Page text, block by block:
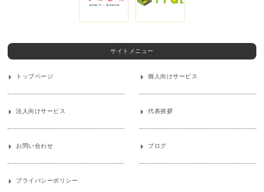
サイトメニュー
トップページ 個人向けサービス
法人向けサービス 代表挨拶
お問い合わせ ブログ
プライバシーポリシー